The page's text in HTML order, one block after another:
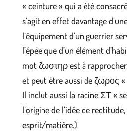
« ceinture » qui a été
s’agit en effet davantage
l’équipement d’un guerrier
l’épée que d’un élément
mot ζωστηρ est à
et peut être aussi de ζωρος «
Il inclut aussi la racine ΣΤ «
l’origine de l’idée de
esprit/matière.)